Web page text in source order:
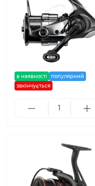
в наявності
популярний
закінчується